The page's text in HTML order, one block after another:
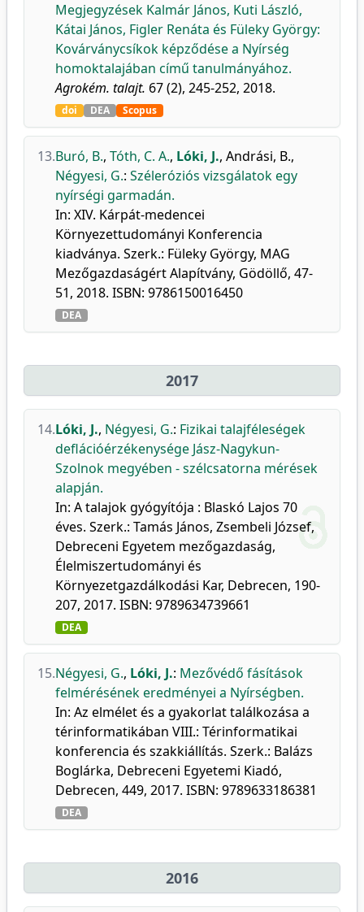
Megjegyzések Kalmár János, Kuti László,
Kátai János, Figler Renáta és Füleky György:
Kovárványcsíkok képződése a Nyírség
homoktalajában című tanulmányához.
Agrokém. talajt. 67 (2), 245-252, 2018.
doi DEA Scopus
13.Buró, B., Tóth, C. A., Lóki, J., Andrási, B.,
Négyesi, G.: Széleróziós vizsgálatok egy
nyírségi garmadán.
In: XIV. Kárpát-medencei
Környezettudományi Konferencia
kiadványa. Szerk.: Füleky György, MAG
Mezőgazdaságért Alapítvány, Gödöllő, 47-
51, 2018. ISBN: 9786150016450
DEA
2017
14.Lóki, J., Négyesi, G.: Fizikai talajféleségek
deflációérzékenysége Jász-Nagykun-
Szolnok megyében - szélcsatorna mérések
alapján.
In: A talajok gyógyítója : Blaskó Lajos 70
éves. Szerk.: Tamás János, Zsembeli József,
Debreceni Egyetem mezőgazdaság,
Élelmiszertudományi és
Környezetgazdálkodási Kar, Debrecen, 190-
207, 2017. ISBN: 9789634739661
DEA
15.Négyesi, G., Lóki, J.: Mezővédő fásítások
felmérésének eredményei a Nyírségben.
In: Az elmélet és a gyakorlat találkozása a
térinformatikában VIII.: Térinformatikai
konferencia és szakkiállítás. Szerk.: Balázs
Boglárka, Debreceni Egyetemi Kiadó,
Debrecen, 449, 2017. ISBN: 9789633186381
DEA
2016